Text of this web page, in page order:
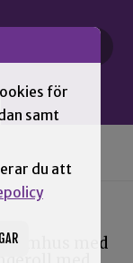
för
samt
du att